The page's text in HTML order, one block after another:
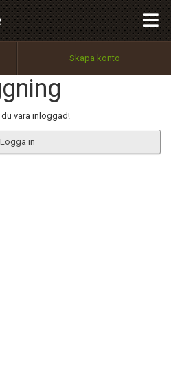
Skapa konto
vara inloggad!
Logga in
OK
Tillbaka till förstasidan